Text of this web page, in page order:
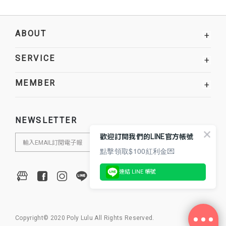
ABOUT +
SERVICE +
MEMBER +
NEWSLETTER
Copyright© 2020 Poly Lulu All Rights Reserved.
歡迎訂閱我們的LINE官方帳號
點擊領取$100紅利金💌
連結 LINE 帳號